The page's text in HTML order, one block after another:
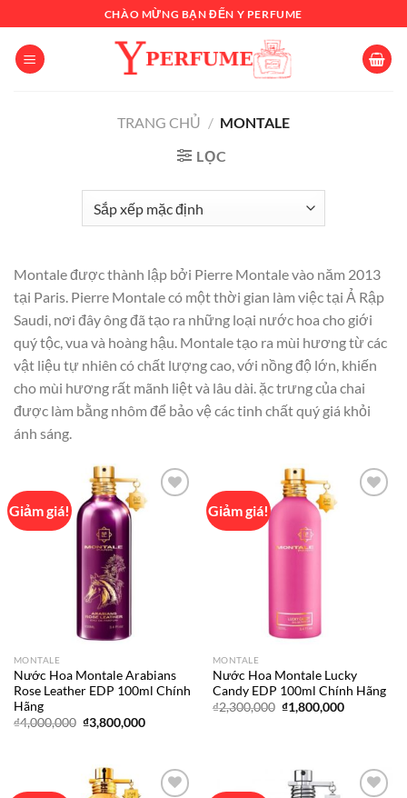
đến
nội
dung
CHÀO MỪNG BẠN ĐẾN Y PERFUME
TRANG CHỦ / MONTALE
LỌC
Montale được thành lập bởi Pierre Montale vào năm 2013
tại Paris. Pierre Montale có một thời gian làm việc tại Ả Rập
Saudi, nơi đây ông đã tạo ra những loại nước hoa cho giới
quý tộc, vua và hoàng hậu. Montale tạo ra mùi hương từ các
vật liệu tự nhiên có chất lượng cao, với nồng độ lớn, khiến
cho mùi hương rất mãnh liệt và lâu dài. ặc trưng của chai
được làm bằng nhôm để bảo vệ các tinh chất quý giá khỏi
ánh sáng.
Giảm giá!
MONTALE
Nước Hoa Montale Arabians
Rose Leather EDP 100ml Chính
Hãng
₫4,000,000 Giá
gốc
₫3,800,000Giá
₫3,800,000.
Giảm giá!
MONTALE
Nước Hoa Montale Lucky
Candy EDP 100ml Chính Hãng
₫2,300,000 Giá
gốc
₫1,800,000Giá